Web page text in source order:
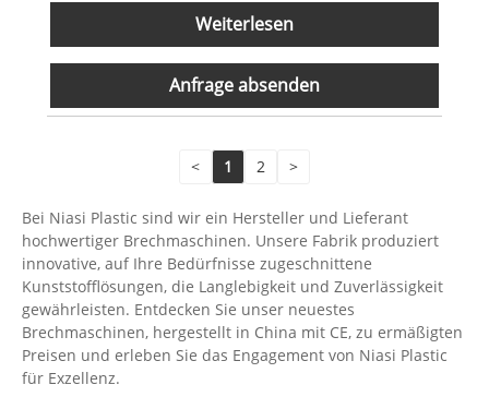
Weiterlesen
Anfrage absenden
< 1 2 >
Bei Niasi Plastic sind wir ein Hersteller und Lieferant
hochwertiger Brechmaschinen. Unsere Fabrik produziert
innovative, auf Ihre Bedürfnisse zugeschnittene
Kunststofflösungen, die Langlebigkeit und Zuverlässigkeit
gewährleisten. Entdecken Sie unser neuestes
Brechmaschinen, hergestellt in China mit CE, zu ermäßigten
Preisen und erleben Sie das Engagement von Niasi Plastic
für Exzellenz.